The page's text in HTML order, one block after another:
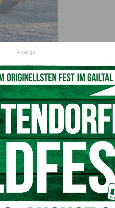
und -handel
, Drau-, Gegend- und Mölltal,
Anzeige